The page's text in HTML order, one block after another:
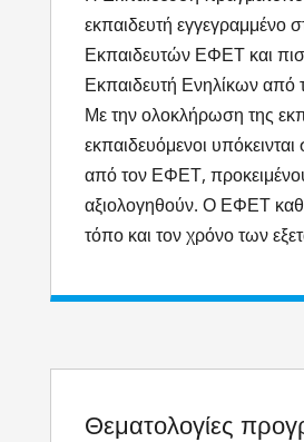
εκπαιδευτή εγγεγραμμένο
Εκπαιδευτών ΕΦΕΤ και
Εκπαιδευτή Ενηλίκων
Με την ολοκλήρωση της
εκπαιδευόμενοι υπόκεινται
από τον ΕΦΕΤ,
αξιολογηθούν. Ο ΕΦΕΤ
τόπο και τον χρόνο των
Θεματολογίες